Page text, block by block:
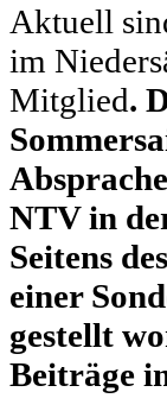
Aktuell
im
Mitglied.
NTV in
Seitens
einer
gestellt
Beiträge